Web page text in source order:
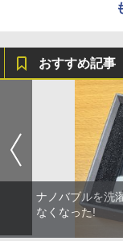
おすすめ記事
ナノバブルを洗
なくなった!